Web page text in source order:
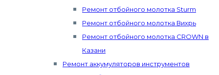
Ремонт отбойного молотка Sturm
Ремонт отбойного молотка Вихрь
Ремонт отбойного молотка CROWN в
Казани
Ремонт аккумуляторов инструментов